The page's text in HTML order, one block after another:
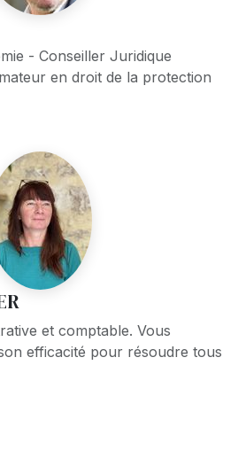
- Conseiller Juridique
en droit de la protection
et comptable. Vous
efficacité pour résoudre tous